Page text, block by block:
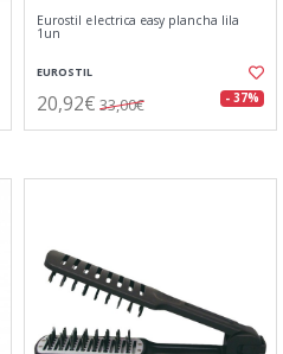
Eurostil electrica easy plancha lila
1un
EUROSTIL
20,92€ 33,00€ - 37%